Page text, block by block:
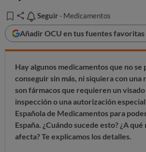
Seguir
Seguir - Medicamentos
Añadir OCU en tus fuentes favoritas
Hay algunos medicamentos que no se
conseguir sin más, ni siquiera con una
son fármacos que requieren un
inspección o una autorización
Española de Medicamentos para
España. ¿Cuándo sucede esto? ¿A
afecta? Te explicamos los detalles.